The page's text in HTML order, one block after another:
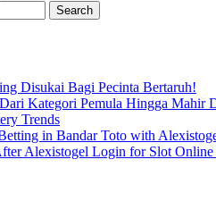
Disukai Bagi Pecinta Bertaruh!
Kategori Pemula Hingga Mahir
Trends
in Bandar Toto with
Alexistogel Login for Slot Online